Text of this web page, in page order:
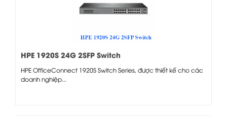
HPE 1920S 24G 2SFP Switch
HPE OfficeConnect 1920S Switch Series, được thiết kế cho các
doanh nghiệp...